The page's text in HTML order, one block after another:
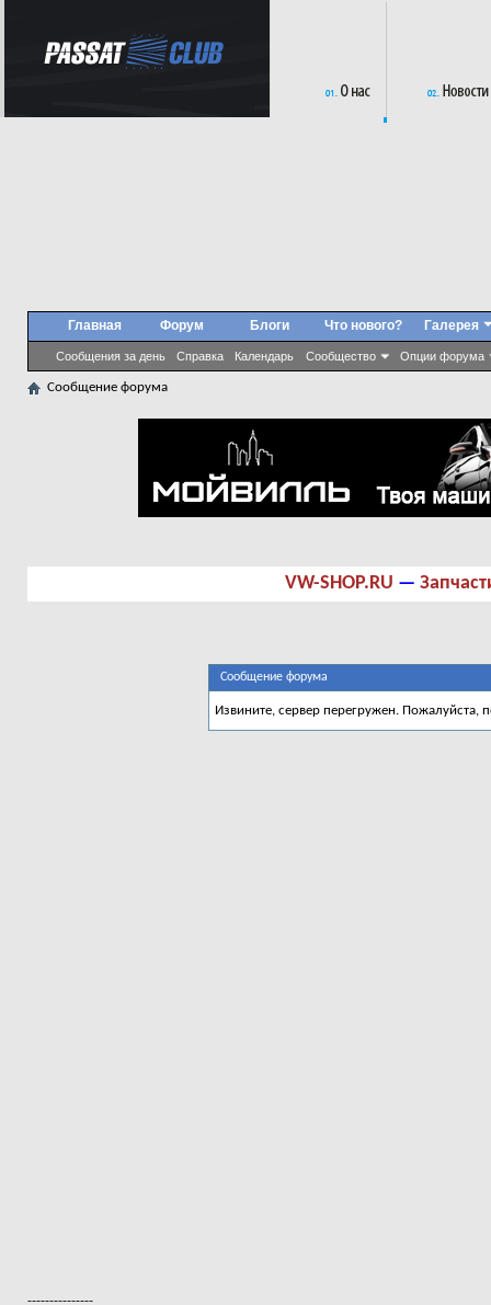
Главная Форум
Сообщения за день Справка Календарь Сообщество Опции форума
Блоги Что нового? Галерея
Сообщение форума
VW-SHOP.RU —
Сообщение форума
Извините, сервер перегружен. Пожалуйста,
---------------